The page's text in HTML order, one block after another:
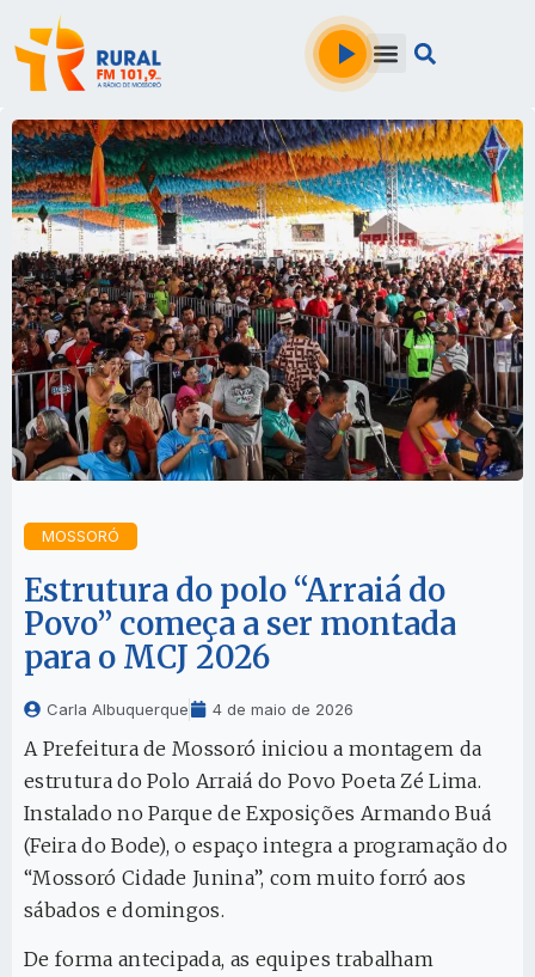
MOSSORÓ
Estrutura do polo “Arraiá do
Povo” começa a ser montada
para o MCJ 2026
Carla Albuquerque 4 de maio de 2026
A Prefeitura de Mossoró iniciou a montagem da
estrutura do Polo Arraiá do Povo Poeta Zé Lima.
Instalado no Parque de Exposições Armando Buá
(Feira do Bode), o espaço integra a programação do
“Mossoró Cidade Junina”, com muito forró aos
sábados e domingos.
De forma antecipada, as equipes trabalham